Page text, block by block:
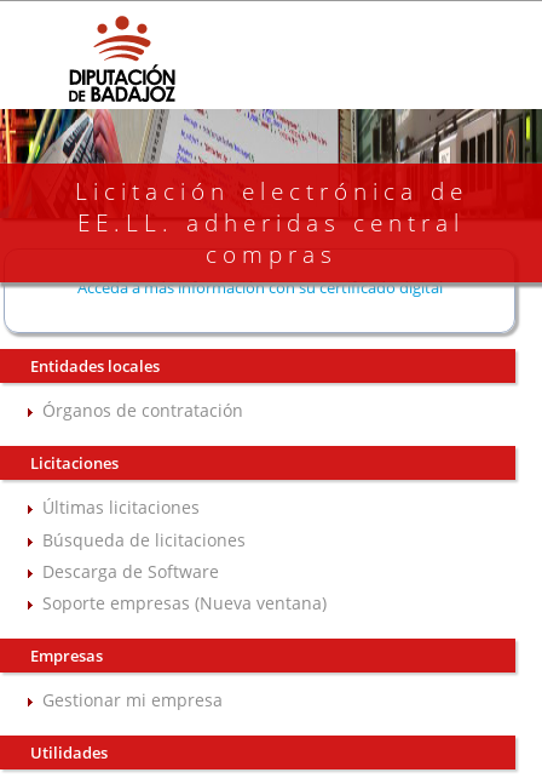
Licitación electrónica de
EE.LL. adheridas central
compras
Acceda a más información con su certificado digital
Entidades locales
Órganos de contratación
Licitaciones
Últimas licitaciones
Búsqueda de licitaciones
Descarga de Software
Soporte empresas (Nueva ventana)
Empresas
Gestionar mi empresa
Utilidades